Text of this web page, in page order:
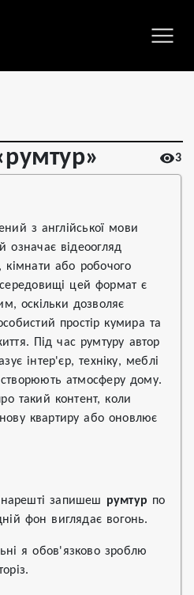
3
з англійської мови
означає відеоогляд
або робочого
цей формат є
оскільки дозволяє
простір кумира та
Під час румтуру автор
інтер'єр, техніку, меблі
атмосферу дому.
такий контент, коли
квартиру або оновлює
запишеш румтур по
фон виглядає вогонь.
я обов'язково зроблю